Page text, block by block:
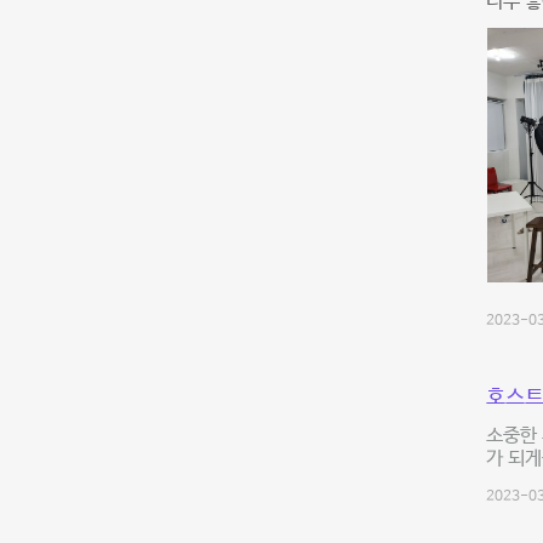
2023-
호스
소중한
가 되
2023-